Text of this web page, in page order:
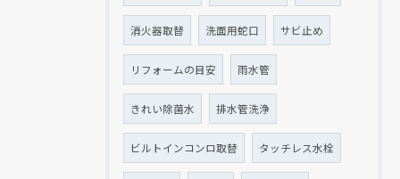
消火器取替 洗面用蛇口 サビ止め
リフォームの目安 雨水管
きれい除菌水 排水管洗浄
ビルトインコンロ取替 タッチレス水栓